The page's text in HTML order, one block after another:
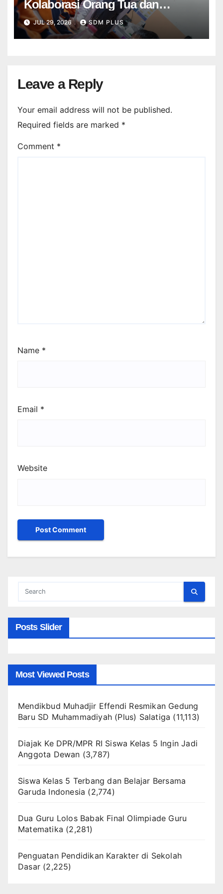
Kolaborasi Orang Tua dan
Sekolah dalam Menghadirkan
Pembelajaran Bermakna
JUL 29, 2026 SDM PLUS
Leave a Reply
Your email address will not be published.
Required fields are marked *
Comment *
Name *
Email *
Website
Posts Slider
Most Viewed Posts
Mendikbud Muhadjir Effendi Resmikan Gedung
Baru SD Muhammadiyah (Plus) Salatiga (11,113)
Diajak Ke DPR/MPR RI Siswa Kelas 5 Ingin Jadi
Anggota Dewan (3,787)
Siswa Kelas 5 Terbang dan Belajar Bersama
Garuda Indonesia (2,774)
Dua Guru Lolos Babak Final Olimpiade Guru
Matematika (2,281)
Penguatan Pendidikan Karakter di Sekolah
Dasar (2,225)